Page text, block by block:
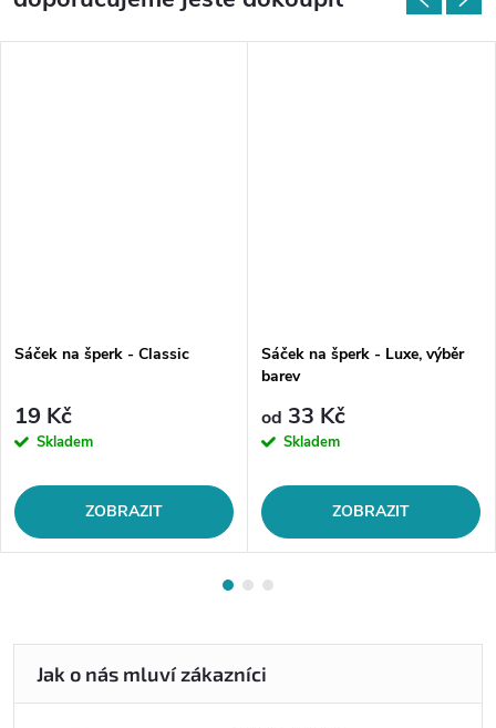
Sáček na šperk - Classic
19 Kč
Skladem
ZOBRAZIT
Sáček na šperk - Luxe, výběr
barev
od 33 Kč
Skladem
ZOBRAZIT